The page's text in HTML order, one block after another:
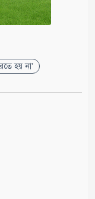
হয় না’